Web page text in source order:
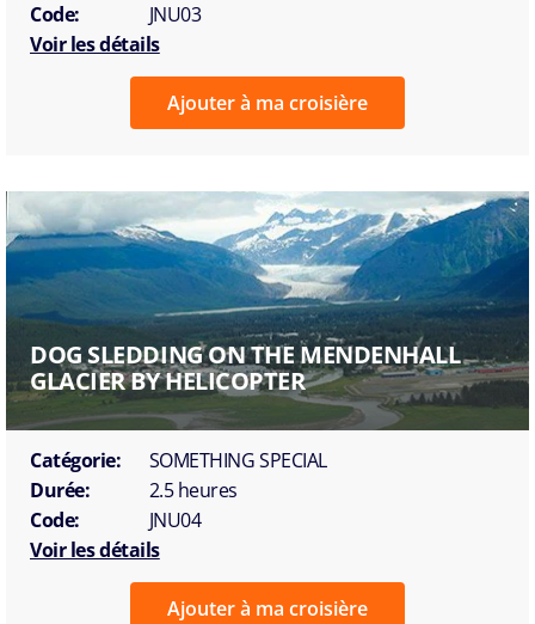
Code:
JNU03
Voir les détails
Ajouter à ma croisière
DOG SLEDDING ON THE MENDENHALL
GLACIER BY HELICOPTER
Catégorie:
SOMETHING SPECIAL
Durée:
2.5 heures
Code:
JNU04
Voir les détails
Ajouter à ma croisière